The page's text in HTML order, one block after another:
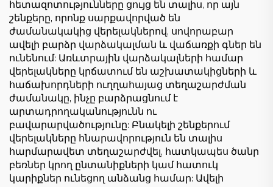
հետազոտությունները ցույց են տալիս, որ այն
շենքերը, որոնք սարքավորված են
ժամանակակից վերելակներով, սովորաբար
ավելի բարձր վարձակալման և վաճառքի գներ են
ունենում: Առևտրային վարձակալների համար
վերելակները կրճատում են աշխատակիցների և
հաճախորդների ուղղահայաց տեղաշարժման
ժամանակը, ինչը բարձրացնում է
արտադրողականությունն ու
բավարարվածությունը: Բնակելի շենքերում
վերելակները հնարավորություն են տալիս
հարմարավետ տեղաշարժվել, հատկապես ծանր
բեռներ կրող ընտանիքների կամ հատուկ
կարիքներ ունեցող անձանց համար: Ավելի